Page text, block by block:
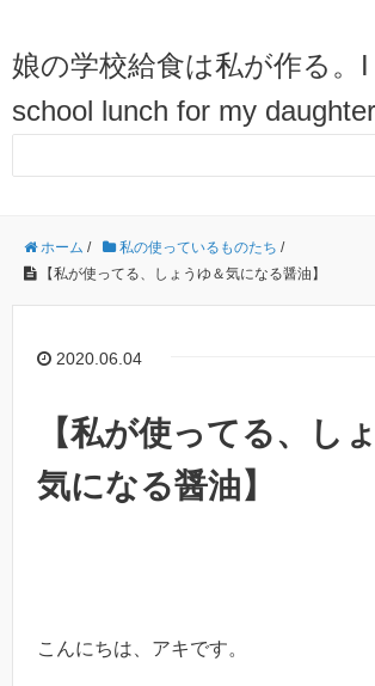
娘の学校給食は私が作る。
school lunch for my
ホーム / 私の使っているものたち /
【私が使ってる、しょうゆ＆気になる醤油】
2020.06.04
【私が使ってる、し
気になる醤油】
こんにちは、アキです。